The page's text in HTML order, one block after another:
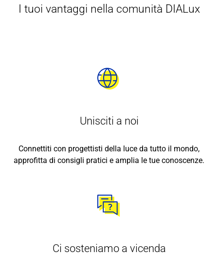
I tuoi vantaggi nella comunità DIALux
Unisciti a noi
Connettiti con progettisti della luce da tutto il mondo,
approfitta di consigli pratici e amplia le tue conoscenze.
Ci sosteniamo a vicenda